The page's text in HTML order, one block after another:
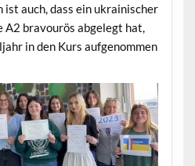
ist auch, dass ein ukrainischer
A2 bravourös abgelegt hat,
in den Kurs aufgenommen